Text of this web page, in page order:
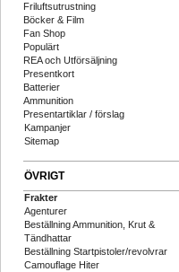
Friluftsutrustning
Böcker & Film
Fan Shop
Populärt
REA och Utförsäljning
Presentkort
Batterier
Ammunition
Presentartiklar / förslag
Kampanjer
Sitemap
ÖVRIGT
Frakter
Agenturer
Beställning Ammunition, Krut &
Tändhattar
Beställning Startpistoler/revolvrar
Camouflage Hiter